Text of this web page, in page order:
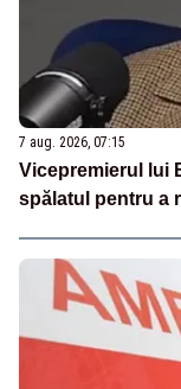
7 aug. 2026, 07:15
Vicepremierul lui
spălatul pentru a